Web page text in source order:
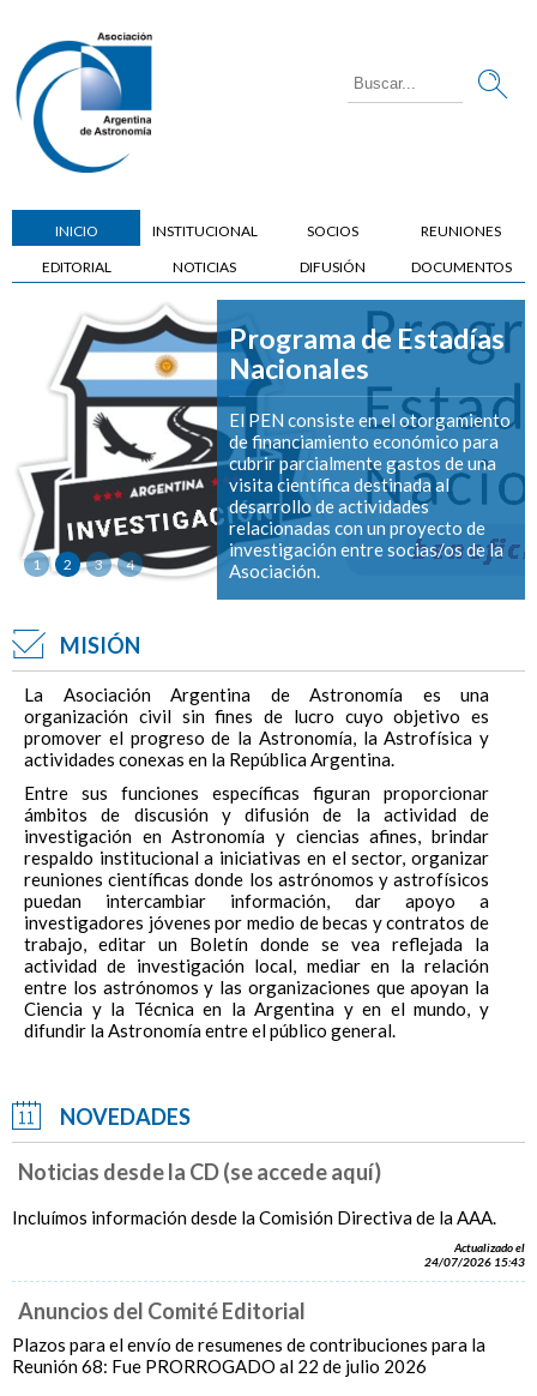
INICIO INSTITUCIONAL SOCIOS
REUNIONES
EDITORIAL
NOTICIAS DIFUSIÓN DOCUMENTOS
1 2 3 4
Programa de Estadías
Nacionales
El PEN consiste en el otorgamiento
de financiamiento económico para
cubrir parcialmente gastos de una
visita científica destinada al
desarrollo de actividades
relacionadas con un proyecto de
investigación entre socias/os de la
Asociación.
MISIÓN
La Asociación Argentina de Astronomía es una
organización civil sin fines de lucro cuyo objetivo es
promover el progreso de la Astronomía, la Astrofísica y
actividades conexas en la República Argentina.
Entre sus funciones específicas figuran proporcionar
ámbitos de discusión y difusión de la actividad de
investigación en Astronomía y ciencias afines, brindar
respaldo institucional a iniciativas en el sector, organizar
reuniones científicas donde los astrónomos y astrofísicos
puedan intercambiar información, dar apoyo a
investigadores jóvenes por medio de becas y contratos de
trabajo, editar un Boletín donde se vea reflejada la
actividad de investigación local, mediar en la relación
entre los astrónomos y las organizaciones que apoyan la
Ciencia y la Técnica en la Argentina y en el mundo, y
difundir la Astronomía entre el público general.
NOVEDADES
Noticias desde la CD (se accede aquí)
Incluímos información desde la Comisión Directiva de la AAA.
Actualizado el
24/07/2026 15:43
Anuncios del Comité Editorial
Plazos para el envío de resumenes de contribuciones para la
Reunión 68: Fue PRORROGADO al 22 de julio 2026